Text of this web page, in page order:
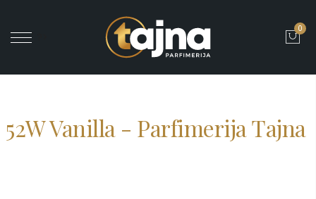
0
52W Vanilla - Parfimerija Tajna